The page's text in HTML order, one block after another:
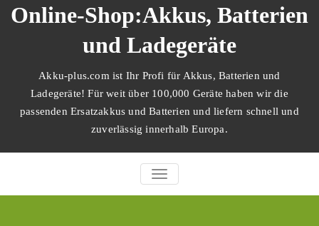
Zum
InhaltOnline-Shop:Akkus, Batterien
und Ladegeräte
Akku-plus.com ist Ihr Profi für Akkus, Batterien und
Ladegeräte! Für weit über 100,000 Geräte haben wir die
passenden Ersatzakkus und Batterien und liefern schnell und
zuverlässig innerhalb Europa.
SCHALTE NAVIGATION